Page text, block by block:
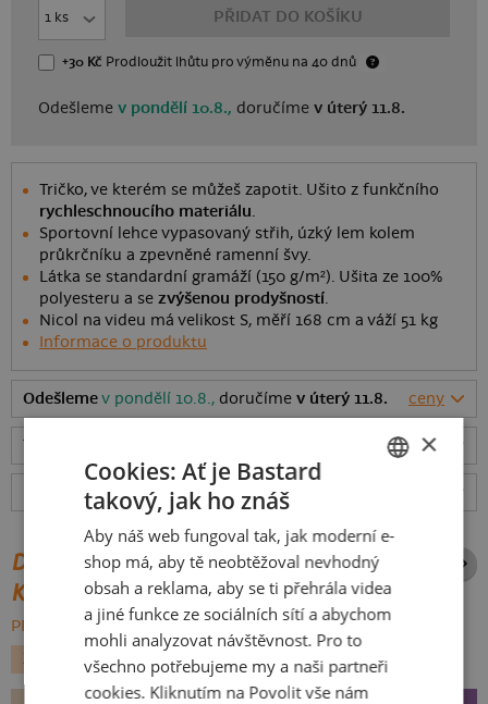
PŘIDAT DO KOŠÍKU
+30 Kč Prodloužit lhůtupro výměnu na 40 dnů
Odešlemev pondělí 10.8., doručímev úterý 11.8.
Tričko, ve kterém se můžeš zapotit. Ušito z funkčního
rychleschnoucího materiálu.
Sportovní lehce vypasovaný střih, úzký lem kolem
průkrčníku a zpevněné ramenní švy.
Látka se standardní gramáží (150 g/m²). Ušita ze 100%
polyesteru a sezvýšenou prodyšností.
Nicol na videu má velikost S, měří 168 cm a váží 51 kg
Informace o produktu
Odešlemev pondělí 10.8., doručímev úterý 11.8. ceny
rozměry
Hodnocení: 4.91 ( 57recenzí)
DALŠÍ POTISKY ZE STEJNÉ
KATEGORIE
PROCHÁZET VŠE:
ZVÍŘÁTKA
MEDVĚDI
SLOVAK
×
Cookies: Ať je Bastard
takový, jak ho znáš
Aby náš web fungoval tak, jak moderní e-
shop má, aby tě neobtěžoval nevhodný
obsah a reklama, aby se ti přehrála videa
a jiné funkce ze sociálních sítí a abychom
mohli analyzovat návštěvnost. Pro to
všechno potřebujeme my a naši partneři
cookies. Kliknutím na Povolit vše nám